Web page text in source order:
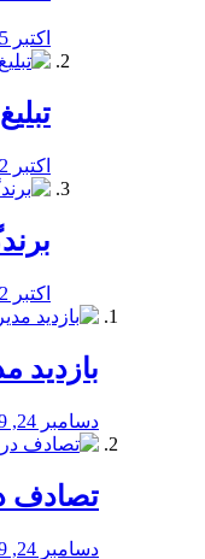
اکتبر 15, 2019
اکتبر 12, 2019
اکتبر 12, 2019
بازدید
دسامبر 24, 2019
تصادف
دسامبر 24, 2019